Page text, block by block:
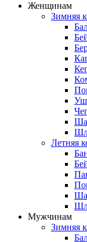
Женщинам
Зимняя
Летняя
Мужчинам
Зимняя